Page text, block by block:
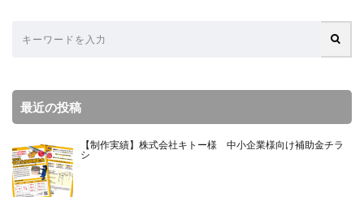
最近の投稿
【制作実績】株式会社キトー様 中小企業様向け補助金チラ
シ